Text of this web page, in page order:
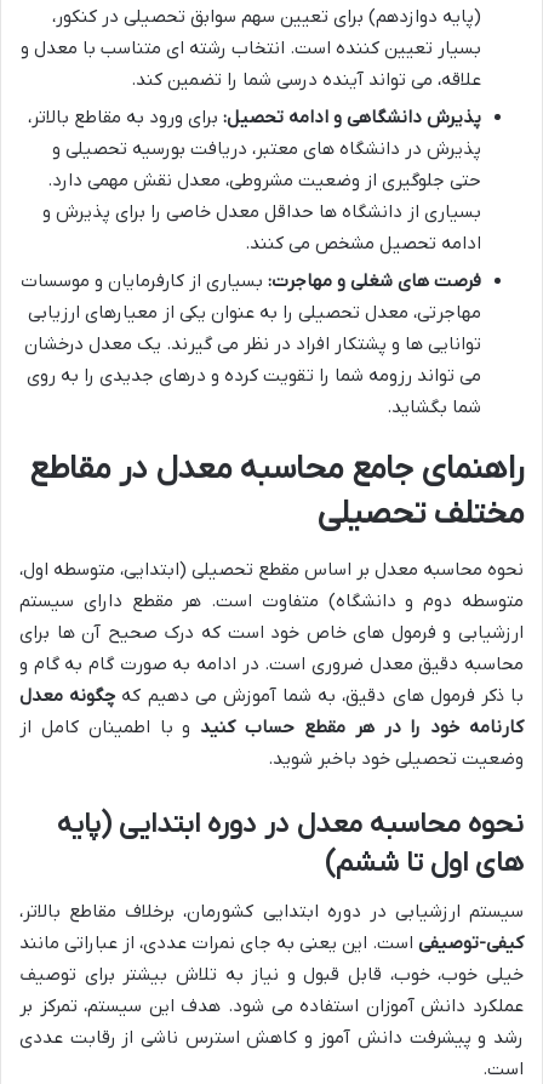
(پایه دوازدهم) برای تعیین سهم سوابق تحصیلی در کنکور،
بسیار تعیین کننده است. انتخاب رشته ای متناسب با معدل و
علاقه، می تواند آینده درسی شما را تضمین کند.
پذیرش دانشگاهی و ادامه تحصیل: برای ورود به مقاطع بالاتر،
پذیرش در دانشگاه های معتبر، دریافت بورسیه تحصیلی و
حتی جلوگیری از وضعیت مشروطی، معدل نقش مهمی دارد.
بسیاری از دانشگاه ها حداقل معدل خاصی را برای پذیرش و
ادامه تحصیل مشخص می کنند.
فرصت های شغلی و مهاجرت: بسیاری از کارفرمایان و موسسات
مهاجرتی، معدل تحصیلی را به عنوان یکی از معیارهای ارزیابی
توانایی ها و پشتکار افراد در نظر می گیرند. یک معدل درخشان
می تواند رزومه شما را تقویت کرده و درهای جدیدی را به روی
شما بگشاید.
راهنمای جامع محاسبه معدل در مقاطع
مختلف تحصیلی
نحوه محاسبه معدل بر اساس مقطع تحصیلی (ابتدایی، متوسطه اول،
متوسطه دوم و دانشگاه) متفاوت است. هر مقطع دارای سیستم
ارزشیابی و فرمول های خاص خود است که درک صحیح آن ها برای
محاسبه دقیق معدل ضروری است. در ادامه به صورت گام به گام و
با ذکر فرمول های دقیق، به شما آموزش می دهیم که چگونه معدل
کارنامه خود را در هر مقطع حساب کنیدو با اطمینان کامل از
وضعیت تحصیلی خود باخبر شوید.
نحوه محاسبه معدل در دوره ابتدایی (پایه
های اول تا ششم)
سیستم ارزشیابی در دوره ابتدایی کشورمان، برخلاف مقاطع بالاتر،
کیفی-توصیفی است. این یعنی به جای نمرات عددی، از عباراتی مانند
خیلی خوب، خوب، قابل قبول و نیاز به تلاش بیشتر برای توصیف
عملکرد دانش آموزان استفاده می شود. هدف این سیستم، تمرکز بر
رشد و پیشرفت دانش آموز و کاهش استرس ناشی از رقابت عددی
است.